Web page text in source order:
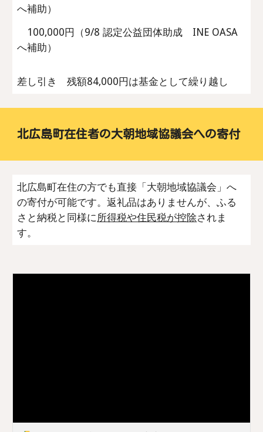
へ補助）
100,000円（9/8 認定公益団体助成 INE OASA
へ補助）
差し引き 残額84,000円は基金として繰り越し
北広島町在住者の大朝地域協議会への寄付
北広島町在住の方でも直接「大朝地域協議会」へ
の寄付が可能です。返礼品はありませんが、ふる
さと納税と同様に所得税や住民税が控除されま
す。